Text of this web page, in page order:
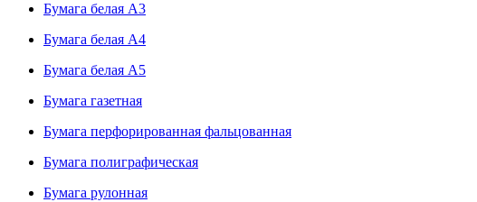
Бумага белая А3
Бумага белая А4
Бумага белая А5
Бумага газетная
Бумага перфорированная фальцованная
Бумага полиграфическая
Бумага рулонная